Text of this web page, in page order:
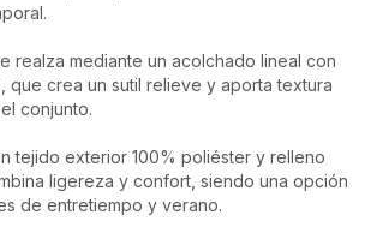
realza mediante un acolchado lineal con
que crea un sutil relieve y aporta textura
conjunto.
tejido exterior 100% poliéster y relleno
ligereza y confort, siendo una opción
de entretiempo y verano.